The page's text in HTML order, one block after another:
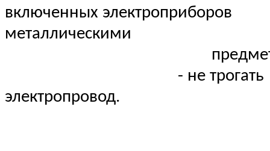
включенных электроприборов
металлическими
- не трогать
электропровод.